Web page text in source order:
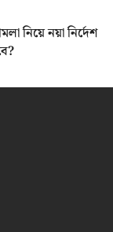
নিয়ে নয়া নির্দেশ